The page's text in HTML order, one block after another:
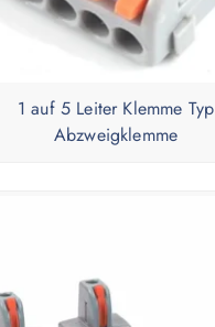
1 auf 5 Leiter Klemme Typ
Abzweigklemme